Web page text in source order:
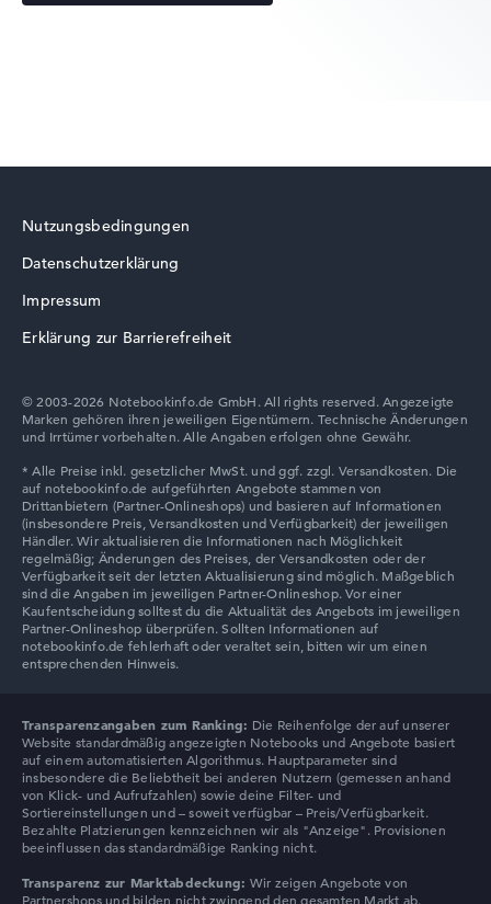
Lenovo Chromebook
Lenovo V
Nutzungsbedingungen
Datenschutzerklärung
Impressum
Erklärung zur Barrierefreiheit
© 2003-2026 Notebookinfo.de GmbH. All rights reserved. Angezeigte
Marken gehören ihren jeweiligen Eigentümern. Technische Änderungen
und Irrtümer vorbehalten. Alle Angaben erfolgen ohne Gewähr.
Transparenzangaben zum Ranking: Die Reihenfolge der auf unserer
Website standardmäßig angezeigten Notebooks und Angebote basiert
auf einem automatisierten Algorithmus. Hauptparameter sind
insbesondere die Beliebtheit bei anderen Nutzern (gemessen anhand
von Klick- und Aufrufzahlen) sowie deine Filter- und
Sortiereinstellungen und – soweit verfügbar – Preis/Verfügbarkeit.
Bezahlte Platzierungen kennzeichnen wir als "Anzeige". Provisionen
beeinflussen das standardmäßige Ranking nicht.
Transparenz zur Marktabdeckung: Wir zeigen Angebote von
Partnershops und bilden nicht zwingend den gesamten Markt ab.